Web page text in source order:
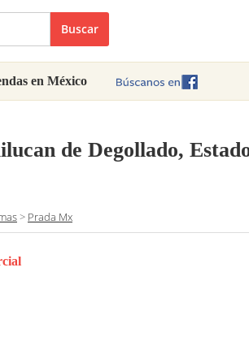
Buscar
en México
de Degollado,
> Prada Mx